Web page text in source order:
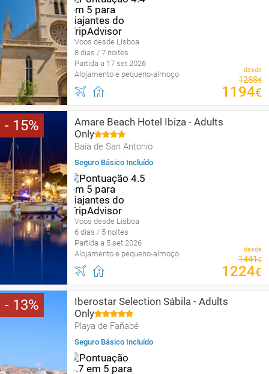
Voos desde Lisboa
8 dias / 7 noites
Partida a 17 set 2026
Alojamento e pequeno-almoço
desde
1288€
1194€
15
Amare Beach Hotel Ibiza - Adults
Only
Baía de San Antonio
Seguro Básico Incluído
Voos desde Lisboa
6 dias / 5 noites
Partida a 5 set 2026
Alojamento e pequeno-almoço
desde
1441€
1224€
13
Iberostar Selection Sábila - Adults
Only
Playa de Fañabé
Seguro Básico Incluído